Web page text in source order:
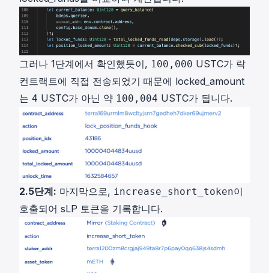
그러나 1단계에서 확인했듯이, 100,000 USTC가 락
컨트랙트에 직접 전송되었기 때문에 locked_amount
는 4 USTC가 아닌 약 100,004 USTC가 됩니다.
2.5단계: 마지막으로, increase_short_token이
호출되어 sLP 토큰을 기록합니다.